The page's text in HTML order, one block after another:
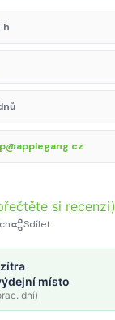
h
si recenzi)
Sdílet
místo
dní)